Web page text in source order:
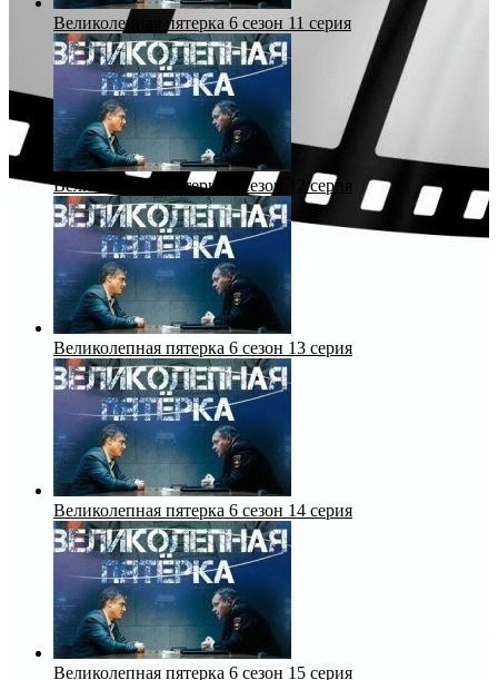
Великолепная пятерка 6 сезон 11 серия
Великолепная пятерка 6 сезон 12 серия
Великолепная пятерка 6 сезон 13 серия
Великолепная пятерка 6 сезон 14 серия
Великолепная пятерка 6 сезон 15 серия